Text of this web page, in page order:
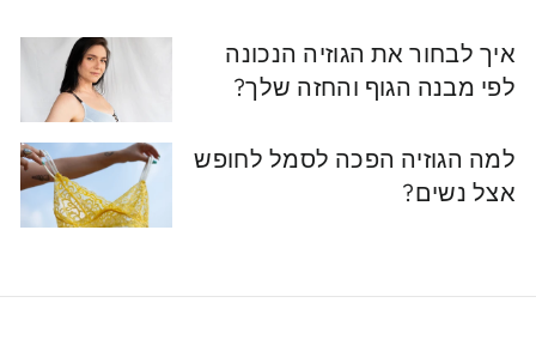
איך לבחור את הגוזיה הנכונה
לפי מבנה הגוף והחזה שלך?
למה הגוזיה הפכה לסמל לחופש
אצל נשים?